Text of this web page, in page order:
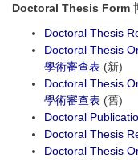
Doctoral Thesis Form
Doctoral Thesis
Doctoral Thesis
學術審查表 (新)
Doctoral Thesis
學術審查表 (舊)
Doctoral
Doctoral Thesis
Doctoral Thesis